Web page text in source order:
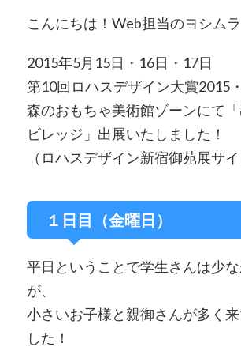
こんにちは！Web担当のヨシムラ
2015年5月15日・16日・17日
第10回ロハスデザイン大賞2015
森のおもちゃ美術館ゾーンにて
ビレッジ」出展いたしました！
（ロハスデザイン新宿御苑展サ
１日目（金曜日）
平日ということで学生さんは少
が、
小さいお子様と親御さんが多く
した！